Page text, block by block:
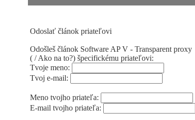
Odoslať článok priateľovi
Odošleš článok Software AP V - Transparent proxy
( / Ako na to?) špecifickému priateľovi:
Tvoje meno:
Tvoj e-mail:
Meno tvojho priateľa:
E-mail tvojho priateľa: